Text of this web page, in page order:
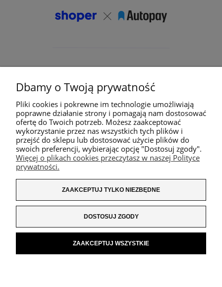
Dbamy o Twoją prywatność
Pliki cookies i pokrewne im technologie umożliwiają
poprawne działanie strony i pomagają nam dostosować
ofertę do Twoich potrzeb. Możesz zaakceptować
wykorzystanie przez nas wszystkich tych plików i
przejść do sklepu lub dostosować użycie plików do
swoich preferencji, wybierając opcję "Dostosuj zgody".
Więcej o plikach cookies przeczytasz w naszej Polityce
prywatności.
ZAAKCEPTUJ TYLKO NIEZBĘDNE
DOSTOSUJ ZGODY
ZAAKCEPTUJ WSZYSTKIE